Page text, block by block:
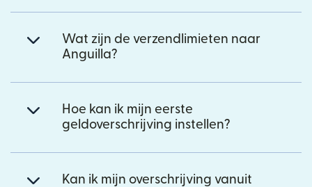
Wat zijn de verzendlimieten naar
Anguilla?
Hoe kan ik mijn eerste
geldoverschrijving instellen?
Kan ik mijn overschrijving vanuit